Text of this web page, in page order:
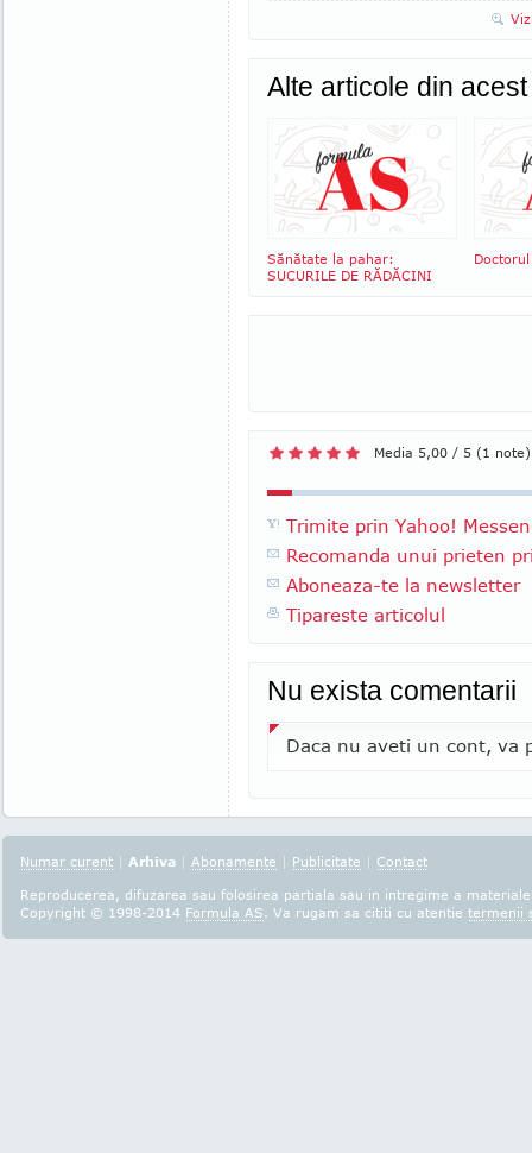
Alte articole din
Sănătate la pahar:
SUCURILE DE RĂDĂCINI
Media 5,00 / 5 (1 note)
Trimite prin Yahoo!
Recomanda unui prieten
Aboneaza-te la newsletter
Tipareste articolul
Nu exista comentarii
Daca nu aveti un cont, va
Numar curent | Arhiva | Abonamente | Publicitate | Contact
Reproducerea, difuzarea sau folosirea partiala sau in intregime a
Copyright © 1998-2014 Formula AS. Va rugam sa cititi cu atentie termenii